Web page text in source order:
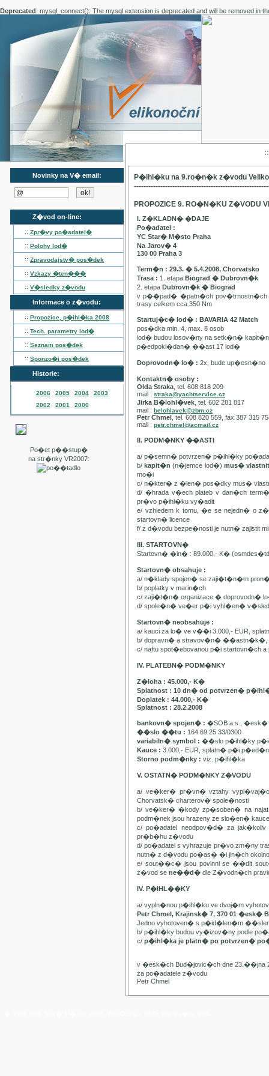
Deprecated: mysql_connect(): The mysql extension is deprecated and will be removed in
Novinky na V� email:
Z�vod on-line:
:: Zpr�vy po�adatel�
:: Polohy lod�
:: Zpravodajstv� pos�dek
:: Vzkazy �ten���
:: V�sledky z�vodu
Informace o z�vodu:
:: Propozice, p�ihl�ka 2008
:: Tech. parametry lod�
:: Seznam pos�dek
:: Sponzo�i pos�dek
Historie:
2006 2005 2004
2003
2002
2001 2000
Po�et p��stup�
na str�nky VR2007:
P�ihl�ku na 9.ro�n�k z�vodu
PROPOZICE 9. RO�N�KU Z�VODU
I. Z�KLADN� �DAJE
Po�adatel :
YC Star� M�sto Praha
Na Jarov� 4
130 00 Praha 3
Term�n : 29.3. � 5.4.2008, Chorvatsko
Trasa : 1. etapa Biograd � Dubrovn�k
2. etapa Dubrovn�k � Biograd
v p��pad� �patn�ch pov�trnostn�ch
trasy celkem cca 350 Nm
Startuj�c� lod� : BAVARIA 42 Match
pos�dka min. 4, max. 8 osob
lod� budou losov�ny na setk�n�
p�edpokl�dan� ��ast 17 lod�
Doprovodn� lo� : 2x, bude up�esn�no
Kontaktn� osoby :
Olda Straka , tel. 608 818 209
mail : straka@yachtservice.cz
Jirka B�lohl�vek , tel. 602 281 817
mail : belohlavek@zbm.cz
Petr Chmel , tel. 608 820 559, fax 387 315
mail : petr.chmel@acmail.cz
II. PODM�NKY ��ASTI
a/ p�semn� potvrzen� p�ihl�ky
b/kapit�n(n�jemce lod�) mus�
mo�i
c/ n�kter� z �len� pos�dky mus�
d/ �hrada v�ech plateb v dan�ch
pr�vo p�ihl�ku vy�adit
e/ vzhledem k tomu, �e se nejedn� o
startovn� licence
f/ z d�vodu bezpe�nosti je nutn� zajistit
III. STARTOVN�
Startovn� �in� : 89.000,- K�
Startovn� obsahuje :
a/ n�klady spojen� se zaji�t�n�m
b/ poplatky v marin�ch
c/ zaji�t�n� organizace � doprovodn�
d/ spole�n� ve�er p�i vyhl�en�
Startovn� neobsahuje :
a/ kauci za lo� ve v��i 3.000,- EUR,
b/ dopravn� a stravov�n� ��astn�k�,
c/ naftu spot�ebovanou p�i startovn�ch
IV. PLATEBN� PODM�NKY
Z�loha : 45.000,- K�
Splatnost : 10 dn� od potvrzen�
Doplatek : 44.000,- K�
Splatnost : 28.2.2008
bankovn� spojen� : �SOB a.s., �esk�
��slo ��tu : 164 69 25 33/0300
variabiln� symbol : ��slo p�ihl�ky
Kauce : 3.000,- EUR, splatn� p�i
Storno podm�nky : viz. p�ihl�ka
V. OSTATN� PODM�NKY Z�VODU
a/ ve�ker� pr�vn� vztahy
Chorvatsk� charterov� spole�nosti
b/ ve�ker� �kody zp�soben� na
podm�nek jsou hrazeny ze slo�en� kauce
c/ po�adatel neodpov�d� za
pr�b�hu z�vodu
d/ po�adatel s vyhrazuje pr�vo zm�ny
nutn� z d�vodu po�as� �i jin�ch
e/ sout��c� jsou povinni se ��dit
z�vod se ne��d� dle Z�vodn�ch
IV. P�IHL��KY
a/ vypln�nou p�ihl�ku ve dvoj�m
Petr Chmel, Krajinsk� 7, 370 01 �esk�
Jedno vyhotoven� s p�id�len�m
b/ p�ihl�ky budou vy�izov�ny podle
c/ p�ihl�ka je platn� po potvrzen�
v �esk�ch Bud�jovic�ch dne 23.��jna
za po�adatele z�vodu
Petr Chmel